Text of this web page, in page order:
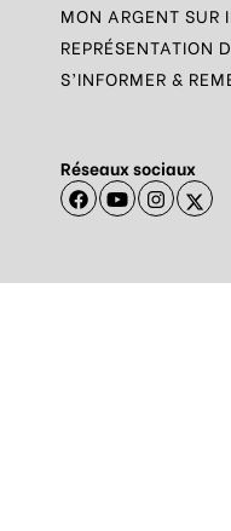
MON ARGENT SUR
REPRÉSENTATION
S’INFORMER &
Réseaux sociaux